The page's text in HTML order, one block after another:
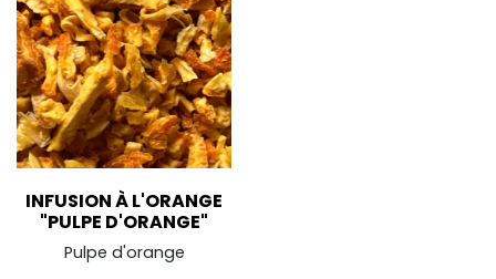
INFUSION À L'ORANGE
"PULPE D'ORANGE"
Pulpe d'orange